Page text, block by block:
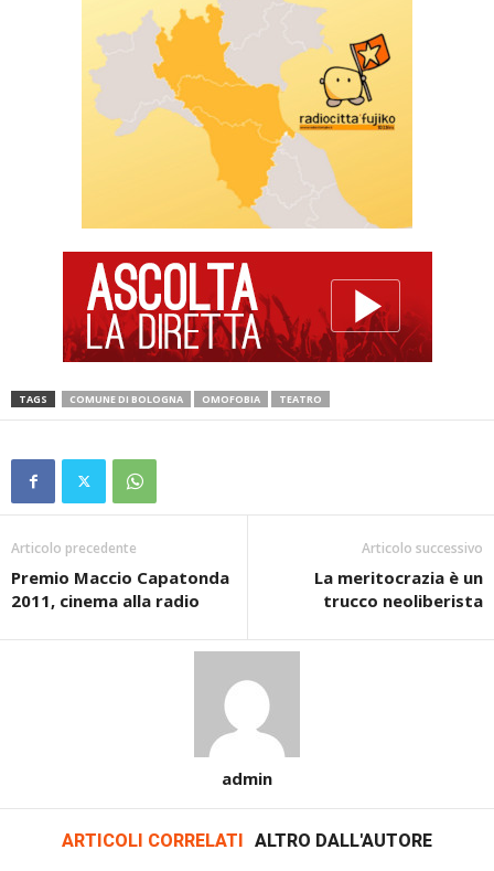
TAGS COMUNE DI BOLOGNA OMOFOBIA TEATRO
Articolo precedente
Premio Maccio Capatonda
2011, cinema alla radio
Articolo successivo
La meritocrazia è un
trucco neoliberista
admin
ARTICOLI CORRELATI ALTRO DALL'AUTORE